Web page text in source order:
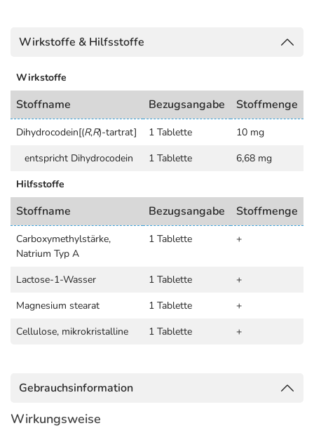
Wirkstoffe & Hilfsstoffe
Wirkstoffe
Stoffname Bezugsangabe Stoffmenge
Dihydrocodein[(R,R)-tartrat] 1 Tablette
10 mg
entspricht Dihydrocodein
1 Tablette
6,68 mg
Hilfsstoffe
Stoffname Bezugsangabe Stoffmenge
Carboxymethylstärke,
Natrium Typ A
1 Tablette +
Lactose-1-Wasser 1 Tablette
+
Magnesium stearat
1 Tablette
+
Cellulose, mikrokristalline
1 Tablette +
Gebrauchsinformation
Wirkungsweise